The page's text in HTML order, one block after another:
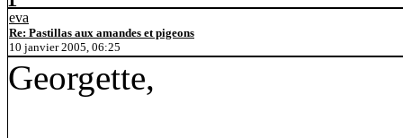
eva
Re: Pastillas aux amandes et pigeons
10 janvier 2005, 06:25
Georgette,